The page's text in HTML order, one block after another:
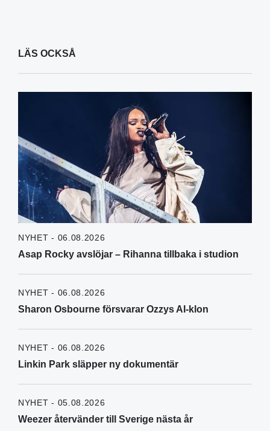
LÄS OCKSÅ
NYHET - 06.08.2026
Asap Rocky avslöjar – Rihanna tillbaka i studion
NYHET - 06.08.2026
Sharon Osbourne försvarar Ozzys AI-klon
NYHET - 06.08.2026
Linkin Park släpper ny dokumentär
NYHET - 05.08.2026
Weezer återvänder till Sverige nästa år